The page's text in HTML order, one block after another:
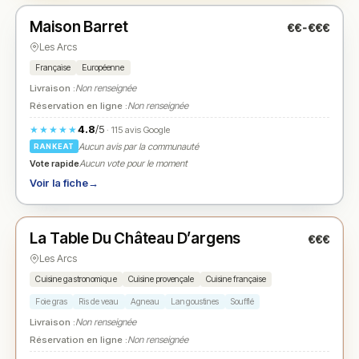
★ N° 2
Maison Barret €€-€€€
Les Arcs
Française Européenne
Livraison :Non renseignée
Réservation en ligne :Non renseignée
★★★★★4.8/5· 115 avis Google
RANKEAT
Aucun avis par la communauté
Vote rapideAucun vote pour le moment
Voir la fiche→
★ N° 3
La Table Du Château D’argens €€€
Les Arcs
Cuisine gastronomique Cuisine provençale Cuisine française
Foie gras Ris de veau Agneau Langoustines Soufflé
Livraison :Non renseignée
Réservation en ligne :Non renseignée